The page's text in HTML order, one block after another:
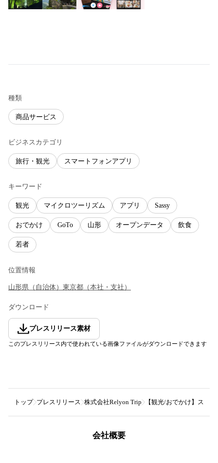
種類
商品サービス
ビジネスカテゴリ
旅行・観光 スマートフォンアプリ
キーワード
観光 マイクロツーリズム アプリ Sassy
おでかけ GoTo 山形 オープンデータ 飲食
若者
位置情報
山形県 （ 自治体） 東京都 （本社・支社 ）
ダウンロード
プレスリリース素材
このプレスリリース内で使われている画像ファイルがダウンロードできます
トップ プレスリリース 株式会社Relyon Trip 【観光/おでかけ】スポ
会社概要